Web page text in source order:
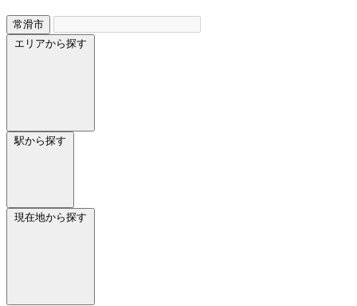
常滑市
エリアから探す
駅から探す
現在地から探す